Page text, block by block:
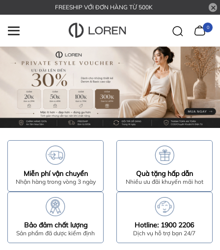
FREESHIP VỚI ĐƠN HÀNG TỪ 500K
0
Miễn phí vận chuyển
Nhận hàng trong vòng 3 ngày
Quà tặng hấp dẫn
Nhiều ưu đãi khuyến mãi hot
Bảo đảm chất lượng
Sản phẩm đã dược kiểm định
Hotline: 1900 2206
Dịch vụ hỗ trợ bạn 24/7